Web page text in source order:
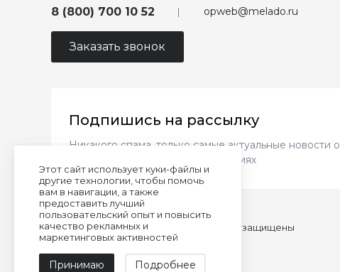
8 (800) 700 10 52 opweb@melado.ru
Заказать звонок
Подпишись на рассылку
Никакого спама, только самые актуальные новости о
новинках и выгодных предложениях
© 2026 almando melado, Все права защищены
Сделано командой
Этот сайт использует куки-файлы и
другие технологии, чтобы помочь
вам в навигации, а также
предоставить лучший
пользовательский опыт и повысить
качество рекламных и
маркетинговых активностей
Принимаю Подробнее